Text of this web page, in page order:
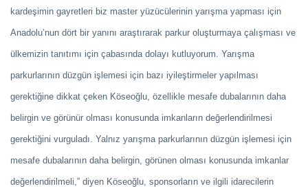
kardeşimin gayretleri biz master yüzücülerinin yarışma yapması için
Anadolu’nun dört bir yanını araştırarak parkur oluşturmaya çalışması ve
ülkemizin tanıtımı için çabasında dolayı kutluyorum. Yarışma
parkurlarının düzgün işlemesi için bazı iyileştirmeler yapılması
gerektiğine dikkat çeken Köseoğlu, özellikle mesafe dubalarının daha
belirgin ve görünür olması konusunda imkanların değerlendirilmesi
gerektiğini vurguladı. Yalnız yarışma parkurlarının düzgün işlemesi için
mesafe dubalarının daha belirgin, görünen olması konusunda imkanlar
değerlendirilmeli,” diyen Köseoğlu, sponsorların ve ilgili idarecilerin